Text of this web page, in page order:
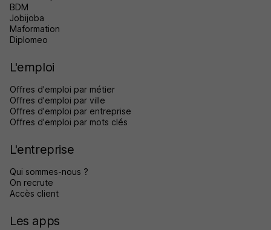
BDM
Jobijoba
Maformation
Diplomeo
L'emploi
Offres d'emploi par métier
Offres d'emploi par ville
Offres d'emploi par entreprise
Offres d'emploi par mots clés
L'entreprise
Qui sommes-nous ?
On recrute
Accès client
Les apps